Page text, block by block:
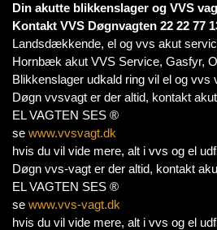
Din akutte blikkenslager og VVS
Kontakt VVS Døgnvagten 22 22 77
Landsdækkende, el og vvs akut
Hornbæk akut VVS Service, Gasfyr,
Blikkenslager udkald ring vil el og vvs
Døgn vvsvagt er der altid, kontakt
EL VAGTEN SES ®
se www.vvsvagt.dk
hvis du vil vide mere, alt i vvs og el
Døgn vvs-vagt er der altid, kontakt
EL VAGTEN SES ®
se www.vvs-vagt.dk
hvis du vil vide mere, alt i vvs og el